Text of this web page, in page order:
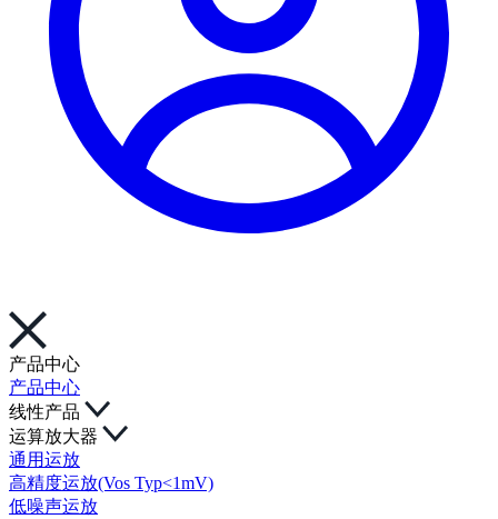
产品中心
产品中心
线性产品
运算放大器
通用运放
高精度运放(Vos Typ<1mV)
低噪声运放